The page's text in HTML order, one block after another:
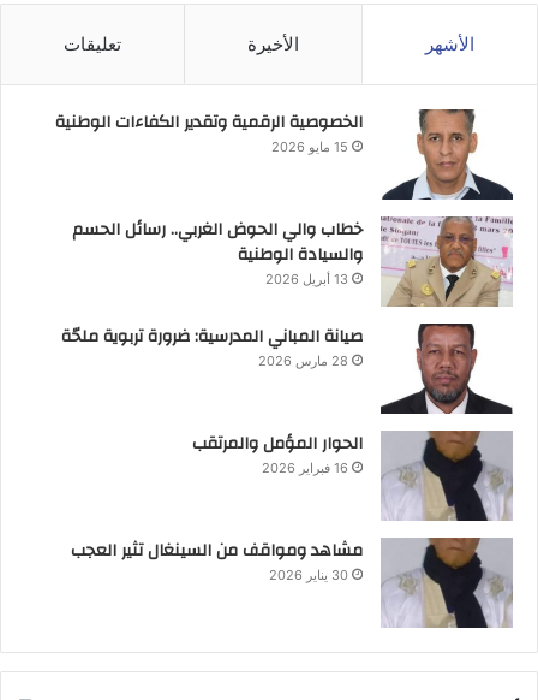
الأشهر الأخيرة تعليقات
الخصوصية الرقمية وتقدير الكفاءات الوطنية
15 مايو 2026
خطاب والي الحوض الغربي.. رسائل الحسم
والسيادة الوطنية
13 أبريل 2026
صيانة المباني المدرسية: ضرورة تربوية ملحّة
28 مارس 2026
الحوار المؤمل والمرتقب
16 فبراير 2026
مشاهد ومواقف من السينغال تثير العجب
30 يناير 2026